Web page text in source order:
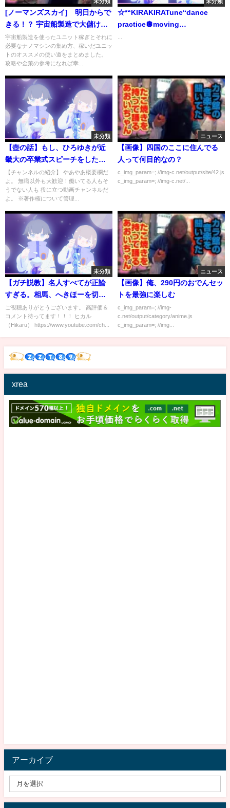
未分類
[ノーマンズスカイ] 明日からで
きる！？ 宇宙船製造で大儲けす
る方法＋α [ゆっくり実況]
宇宙船製造を使ったユニット稼ぎとそれに
必要なナノマシンの集め方、稼いだユニッ
トのオススメの使い道をまとめました。
攻略や金策の参考になれば幸...
未分類
☆*“KIRAKIRATune“dance
practice🪩moving
未分類
【壺の話】もし、ひろゆきが近
畿大の卒業式スピーチをしたら
【入学式、社会人】
【チャンネルの紹介】 やあやあ概要欄だ
よ。 無職以外も大歓迎！働いてる人もそ
うでない人も 役に立つ動画チャンネルだ
よ。 ※著作権について管理...
ニュース
【画像】四国のここに住んでる
人って何目的なの？
c_img_param=; //img-c.net/output/site/42.js
c_img_param=; //img-c.net/...
未分類
【ガチ説教】名人すべてが正論
すぎる。相馬、へきほーを切る
ことはできるのか…お金貸して
ドッキリ企画【ヒカル切り抜
き】 #ヒカル #切り抜き #ネ
ご視聴ありがとうございます。 高評価＆
コメント待ってます！！！ ヒカル
（Hikaru） https://www.youtube.com/ch...
ニュース
【画像】俺、290円のおでんセッ
トを最強に楽しむ
c_img_param=; //img-
c.net/output/category/anime.js
c_img_param=; //img...
xrea
アーカイブ